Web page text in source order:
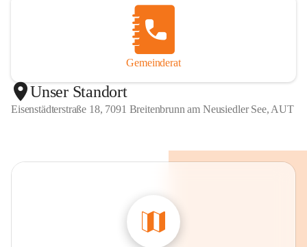
Gemeinderat
Unser Standort
Eisenstädterstraße 18, 7091 Breitenbrunn am Neusiedler See, AUT